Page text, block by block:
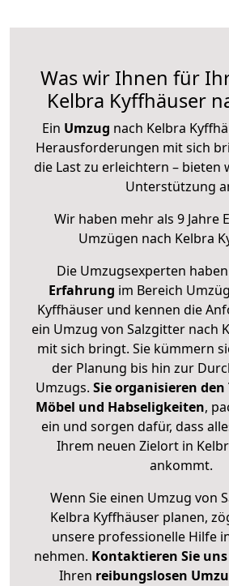
Was wir Ihnen für
Kelbra Kyffhäuser
Ein Umzug nach Kelbra
Herausforderungen mit sich
die Last zu erleichtern – bieten
Unterstützung
Wir haben mehr als 9 Jahre
Umzügen nach Kelbra
Die Umzugsexperten haben
Erfahrung im Bereich
Kyffhäuser und kennen die
ein Umzug von Salzgitter nach
mit sich bringt. Sie kümmern
der Planung bis hin zur
Umzugs. Sie organisieren
Möbel und Habseligkeiten,
ein und sorgen dafür, dass
Ihrem neuen Zielort in
ankommt.
Wenn Sie einen Umzug von
Kelbra Kyffhäuser planen,
unsere professionelle Hilfe
nehmen. Kontaktieren Sie
Ihren reibungslosen